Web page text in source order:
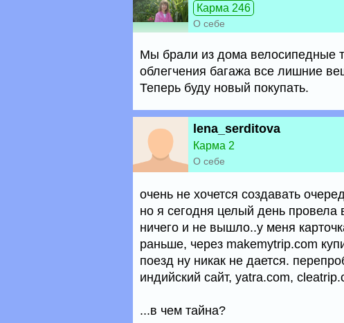
Карма 246
О себе
Мы брали из дома велосипедные
облегчения багажа все лишние
Теперь буду новый покупать.
lena_serditova
Карма 2
О себе
очень не хочется создавать
но я сегодня целый день провела
ничего и не вышло..у меня
раньше, через makemytrip.com
поезд ну никак не дается.
индийский сайт, yatra.com,
...в чем тайна?